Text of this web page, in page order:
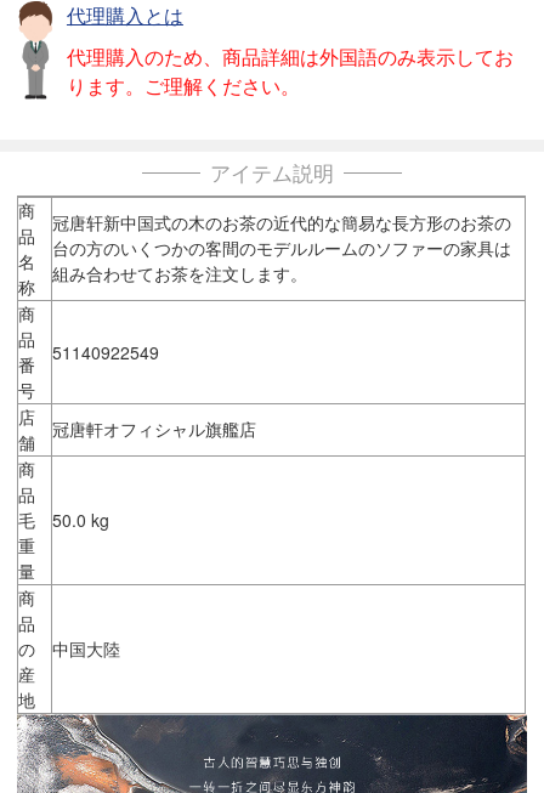
代理購入とは
代理購入のため、商品詳細は外国語のみ表示してお
ります。ご理解ください。
アイテム説明
商
品
名
称
冠唐轩新中国式の木のお茶の近代的な簡易な長方形のお茶の
台の方のいくつかの客間のモデルルームのソファーの家具は
組み合わせてお茶を注文します。
商
品
番
号
51140922549
店
舗
冠唐軒オフィシャル旗艦店
商
品
毛
重
量
50.0 kg
商
品
の
産
地
中国大陸